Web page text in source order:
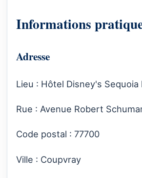
Informations
Adresse
Lieu : Hôtel Disney's Sequoia
Rue : Avenue Robert
Code postal : 77700
Ville : Coupvray